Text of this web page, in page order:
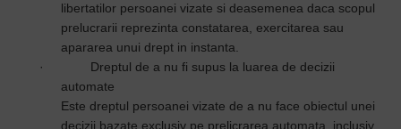
libertatilor persoanei vizate si deasemenea daca scopul
prelucrarii reprezinta constatarea, exercitarea sau
apararea unui drept in instanta.
·
Dreptul de a nu fi supus la luarea de decizii
automate
Este dreptul persoanei vizate de a nu face obiectul unei
decizii bazate exclusiv pe prelicrarea automata, inclusiv